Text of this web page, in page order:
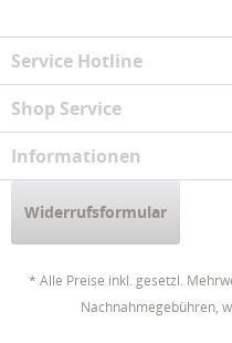
Service Hotline
Shop Service
Informationen
Widerrufsformular
* Alle Preise inkl. gesetzl.
Nachnahmegebühren,